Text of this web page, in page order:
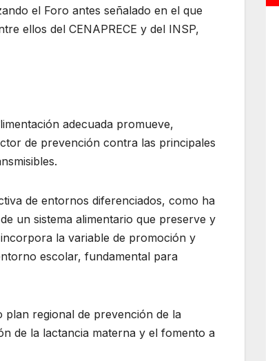
el Foro antes señalado en el que
ellos del CENAPRECE y del INSP,
adecuada promueve,
de prevención contra las principales
de entornos diferenciados, como ha
un sistema alimentario que preserve y
la variable de promoción y
escolar, fundamental para
plan regional de prevención de la
de la lactancia materna y el fomento a